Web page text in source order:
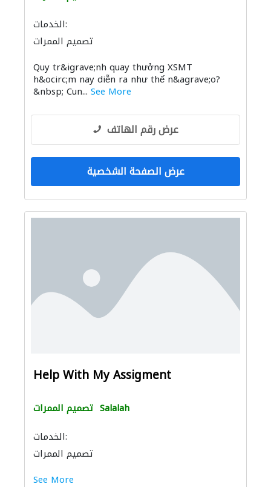
الخدمات:
تصميم الممرات
Quy tr&igrave;nh quay thưởng XSMT
h&ocirc;m nay diễn ra như thế n&agrave;o?
&nbsp; Cun... See More
عرض رقم الهاتف
عرض الصفحة الشخصية
Help With My Assigment
تصميم الممرات Salalah
الخدمات:
تصميم الممرات
See More